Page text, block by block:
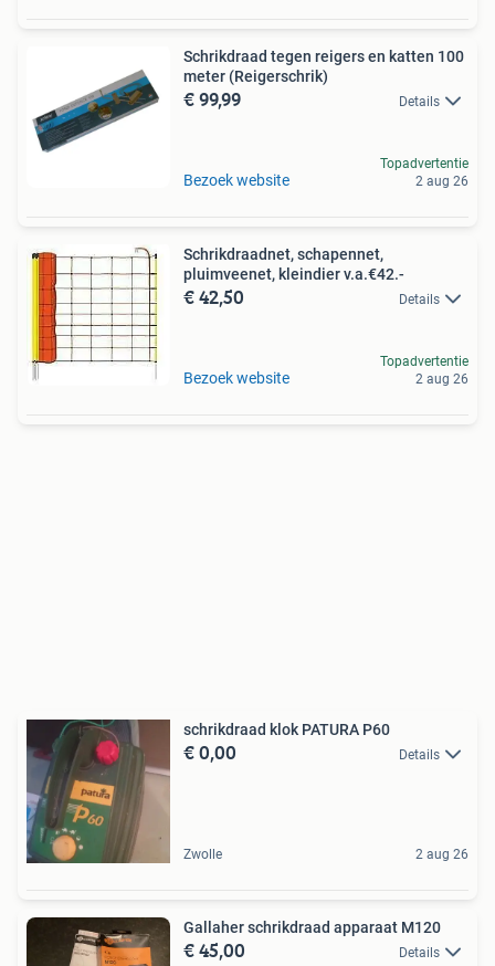
Schrikdraad tegen reigers en katten 100
meter (Reigerschrik)
€ 99,99 Details
Bezoek website
Topadvertentie
2 aug 26
Schrikdraadnet, schapennet,
pluimveenet, kleindier v.a.€42.-
€ 42,50 Details
Bezoek website
Topadvertentie
2 aug 26
schrikdraad klok PATURA P60
€ 0,00 Details
Zwolle 2 aug 26
Gallaher schrikdraad apparaat M120
€ 45,00 Details